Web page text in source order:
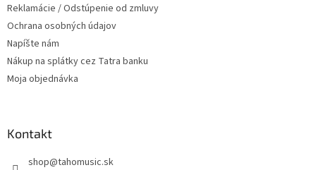
Reklamácie / Odstúpenie od zmluvy
Ochrana osobných údajov
Napíšte nám
Nákup na splátky cez Tatra banku
Moja objednávka
Kontakt
shop@tahomusic.sk